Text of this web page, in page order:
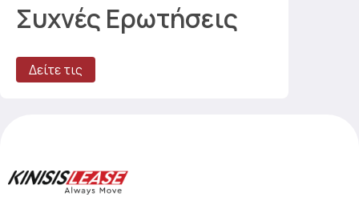
Συχνές Ερωτήσεις
Δείτε τις